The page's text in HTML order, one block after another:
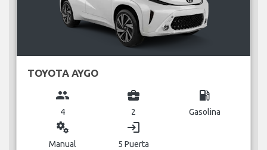
TOYOTA AYGO
group
4
business_center
2
local_gas_station
Gasolina
miscellaneous_services
Manual
login
5 Puerta